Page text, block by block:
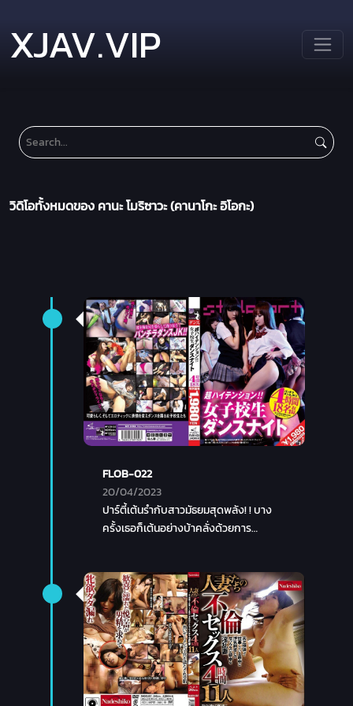
XJAV.VIP
วิดิโอทั้งหมดของ คานะ โมริซาวะ (คานาโกะ อิโอกะ)
FLOB-022
20/04/2023
ปาร์ตี้เต้นรำกับสาวมัธยมสุดพลัง! ! บาง
ครั้งเธอก็เต้นอย่างบ้าคลั่งด้วยการ